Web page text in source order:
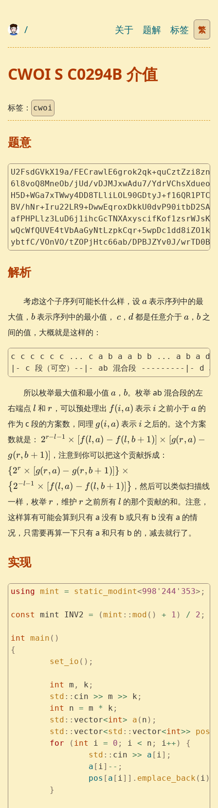
/ 关于 题解 标签 繁
CWOI S C0294B 介值
标签： cwoi
题意
U2FsdGVkX19a/
6l8voQ8MneOb/jUd/vDJMJxwAdu7/
BV/
ybtfC/VOnVO/tZOPjHtc66ab/DPBJZYv0J/
解析
考虑这个子序列可能长什么样，设 a
a 表示序列中的最
大值， b
b 表示序列中的最小值， c
c ， d
d 都是任意介于 a
a ， b
b 之
间的值，大概就是这样的：
c c c c c c ... c a b a a b b ... a b a d
|- c 段（可空）--|- ab 混合段 ---------|- d 段
所以枚举最大值和最小值 a
a ， b
b。枚举 ab 混合段的左
右端点 l
l 和r
r ，可以预处理出 f(i,
a)
f(i, a) 表示i
i 之前小于a
a 的
作为 c 段的方案数，同理 g(i,
a)
g(i, a) 表示i
i 之后的。这个方案
数就是： 2^{r-l-
1}\times
[f(l,a)-
f(l,b+1)]\times
[g(r,a)-
g(r,b+1)]
2r−l−1 × [f(l, a) − f(l, b + 1)] × [g(r, a) −
g(r, b + 1)] ，注意到你可以把这个贡献拆成：
\right\}
\left\{2^{-l-
{2r × [g(r, a) − g(r, b + 1)]} ×
{ 2−l−1 × [f(l, a) − f(l, b + 1)] } ，然后可以类似扫描线
一样，枚举r
r ，维护 r
r 之前所有l
l 的那个贡献的和。注意，
这样算有可能会算到只有 a 没有 b 或只有 b 没有 a 的情
况，只需要再算一下只有 a 和只有 b 的，减去就行了。
实现
using mint = static_modint<998 ' 244 ' 353>;
const mint INV2 = (mint :: mod () + 1 ) / 2 ;
int main ()
{
	set_io
();
	int
m , k ;
	std
:: cin >> m >> k ;
	int
n = m * k ;
	std
:: vector<int> a ( n );
	std
:: vector<std :: vector<int>> pos
	for
( int i = 0 ; i < n ; i++ )
{
		std
:: cin >> a [ i];
		a
[ i] -- ;
		pos
[ a [ i]]. emplace_back ( i );
	}